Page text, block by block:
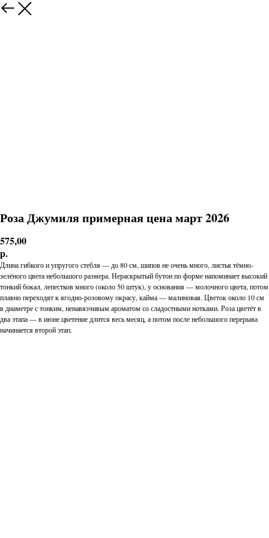
Роза Джумиля примерная цена март 2026
575,00
р.
Длина гибкого и упругого стебля — до 80 см, шипов не очень много, листья тёмно-
зелёного цвета небольшого размера. Нераскрытый бутон по форме напоминает высокий
тонкий бокал, лепестков много (около 50 штук), у основания — молочного цвета, потом
плавно переходят к ягодно-розовому окрасу, кайма — малиновая. Цветок около 10 см
в диаметре с тонким, ненавязчивым ароматом со сладостными нотками. Роза цветёт в
два этапа — в июне цветение длится весь месяц, а потом после небольшого перерыва
начинается второй этап.